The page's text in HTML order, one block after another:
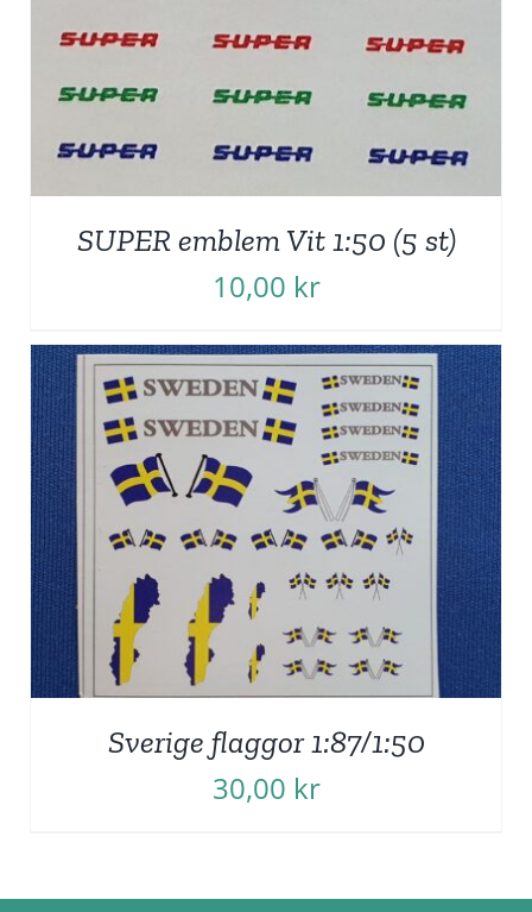
SUPER emblem Vit 1:50 (5 st)
10,00 kr
Sverige flaggor 1:87/1:50
30,00 kr